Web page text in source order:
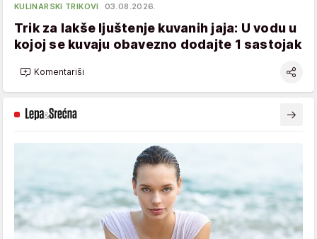
KULINARSKI TRIKOVI 03.08.2026.
Trik za lakše ljuštenje kuvanih jaja: U vodu u
kojoj se kuvaju obavezno dodajte 1 sastojak
Komentariši